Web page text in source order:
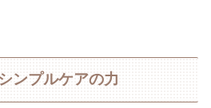
ンプルケアの力